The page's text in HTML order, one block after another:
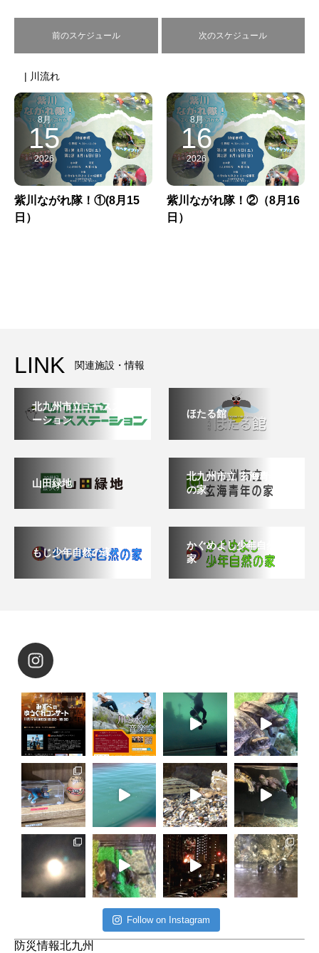
前のスケジュール 次のスケジュール
| 川流れ
8月
15
2026
紫川ながれ隊！①(8月15
日）
8月
16
2026
紫川ながれ隊！②（8月16
日）
LINK 関連施設・情報
北九州市立ユースステ
ーション
ほたる館
山田緑地
北九州市立 玄海青年
の家
もじ少年自然の家
かぐめよし少年自然の
家
Follow on Instagram
防災情報北九州